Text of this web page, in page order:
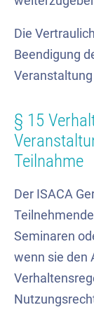
Die
Beendigung
§ 15
Teilnahme
Der ISACA
Seminaren
wenn sie den